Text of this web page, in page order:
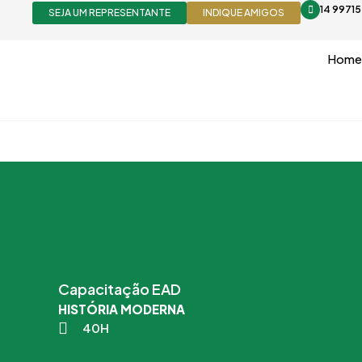
SEJA UM REPRESENTANTE INDIQUE AMIGOS 14
Home
Capacitação EAD
HISTÓRIA MODERNA
40H